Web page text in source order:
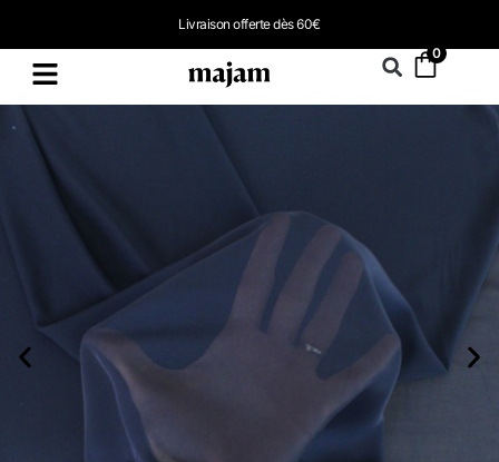
Livraison offerte dès 60€
0